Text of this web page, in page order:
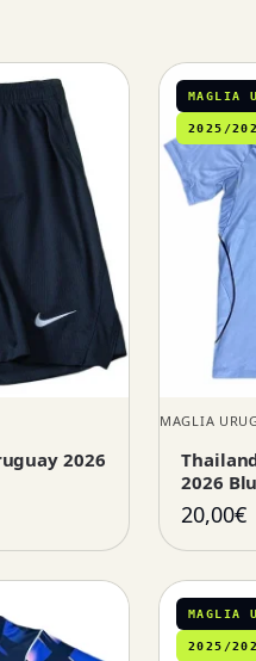
2026
MAGLIA
2025/
MAGLIA
2026 Blu
20,00€
MAGLIA
2025/